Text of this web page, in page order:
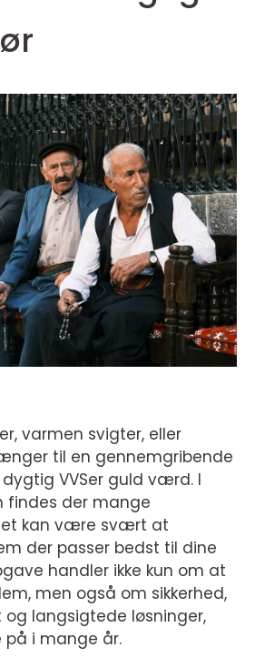
varmen svigter, eller
til en gennemgribende
VVSer guld værd. I
findes der mange
kan være svært at
der passer bedst til dine
handler ikke kun om at
men også om sikkerhed,
langsigtede løsninger,
på i mange år.